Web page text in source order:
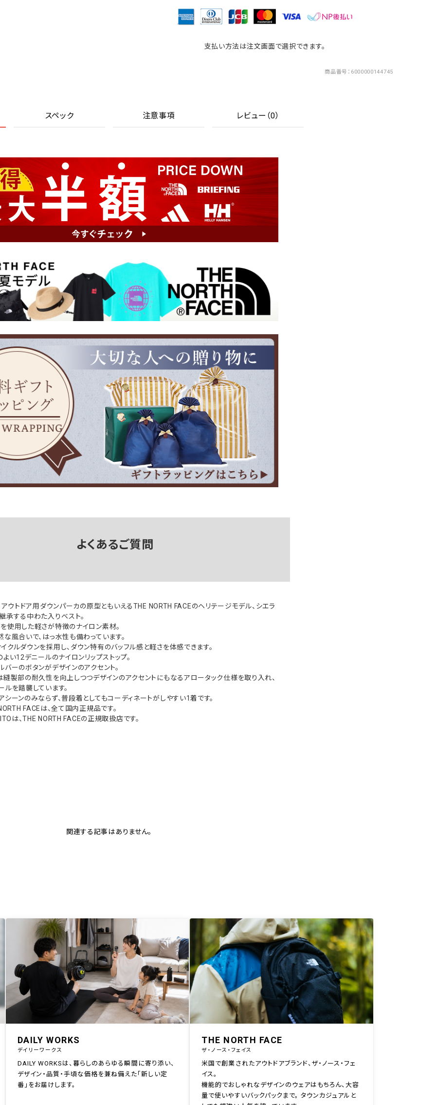
支払い方法は注文画面で選択できます。
商品番号 6000000144745
スペック 注意事項 レビュー（0）
よくあるご質問
ウトドア用ダウンパーカの原型ともいえるTHE NORTH FACEのヘリテージモデル、シエラ
承する中わた入りベスト。
使用した軽さが特徴のナイロン素材。
な風合いで、はっ水性も備わっています。
クルダウンを採用し、ダウン特有のバッフル感と軽さを体感できます。
よい12デニールのナイロンリップストップ。
バーのボタンがデザインのアクセント。
縫製部の耐久性を向上しつつデザインのアクセントにもなるアロータック仕様を取り入れ、
ルを踏襲しています。
シーンのみならず、普段着としてもコーディネートがしやすい1着です。
FACEは、全て国内正規品です。
、THE NORTH FACEの正規取扱店です。
関連する記事はありません。
DAILY WORKS
デイリーワークス
DAILY WORKSは、暮らしのあらゆる瞬間に寄り添い、
デザイン・品質・手頃な価格を兼ね備えた「新しい定
番」をお届けします。
THE NORTH FACE
ザ・ノース・フェイス
米国で創業されたアウトドアブランド、ザ・ノース・フェ
イス。
機能的でおしゃれなデザインのウェアはもちろん、大容
量で使いやすいバックパックまで。 タウンカジュアルと